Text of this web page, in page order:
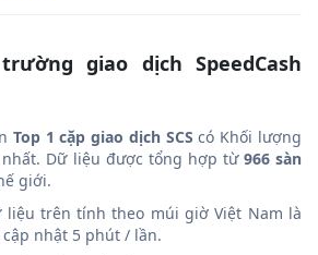
giao dịch SpeedCash
Top 1 cặp giao dịch SCS có Khối lượng
Dữ liệu được tổng hợp từ 966 sàn
giới.
trên tính theo múi giờ Việt Nam là
nhật 5 phút / lần.